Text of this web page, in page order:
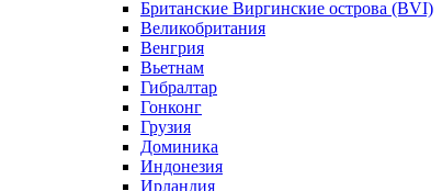
Британские Виргинские острова (BVI)
Великобритания
Венгрия
Вьетнам
Гибралтар
Гонконг
Грузия
Доминика
Индонезия
Ирландия